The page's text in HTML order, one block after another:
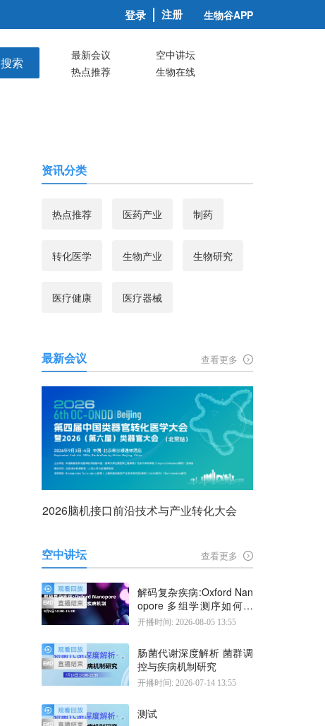
登录 注册 生物谷APP
搜索 最新会议
空中讲坛
热点推荐
生物在线
资讯分类
热点推荐 医药产业 制药
转化医学 生物产业 生物研究
医疗健康 医疗器械
最新会议 查看更多
2026脑机接口前沿技术与产业转化大会
空中讲坛 查看更多
解码复杂疾病:Oxford Nan
opore 多组学测序如何揭
示疾病机制
开播时间: 2026-08-05 13:55
肠菌代谢深度解析 菌群调
控与疾病机制研究
开播时间: 2026-07-14 13:55
测试